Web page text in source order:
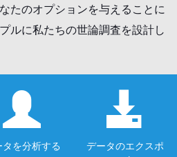
たのオプションを与えることに
ルに私たちの世論調査を設計し
を分析する
データのエクスポ